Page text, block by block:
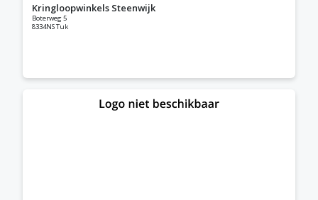
Kringloopwinkels Steenwijk
Boterweg 5
8334NS Tuk